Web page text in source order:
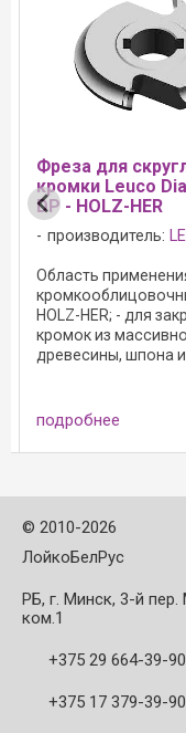
Фреза для
кромки Leuco
DP - HOLZ-HER
производитель:
Область
HOLZ-HER; - для
кромок из
древесины, шпона и
подробнее
© 2010-2026
ЛойкоБелРус
РБ, г. Минск, 3-й
ком.1
+375 29 664-39-90
+375 17 379-39-90